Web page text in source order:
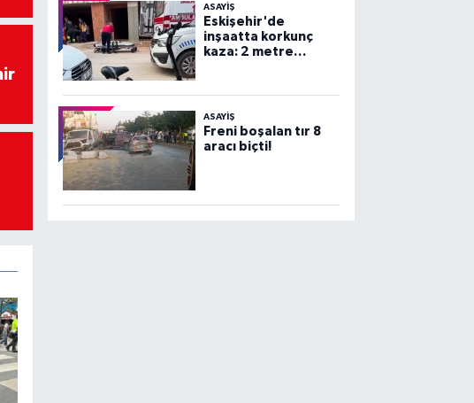
ASAYİŞ
Eskişehir'de
inşaatta korkunç
kaza: 2 metre
ASAYİŞ
Freni boşalan tır 8
aracı biçti!